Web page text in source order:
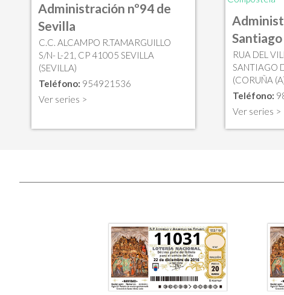
Administración nº94 de
Sevilla
C.C. ALCAMPO R.TAMARGUILLO
S/N- L-21, CP 41005 SEVILLA
(SEVILLA)
Teléfono: 954921536
Ver series >
RUA DEL
SANTIAGO
(CORUÑA
Teléfono:
Ver series >
11031